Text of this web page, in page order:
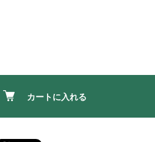
カートに入れる